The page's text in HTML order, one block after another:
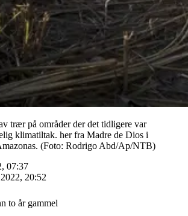
trær på områder der det tidligere var
klimatiltak. her fra Madre de Dios i
(Foto: Rodrigo Abd/Ap/NTB)
07:37
20:52
to år gammel